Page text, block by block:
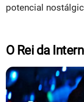
potencial
O Rei da